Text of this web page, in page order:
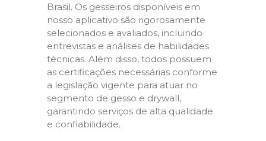
Brasil. Os gesseiros disponíveis em
nosso aplicativo são rigorosamente
selecionados e avaliados, incluindo
entrevistas e análises de habilidades
técnicas. Além disso, todos possuem
as certificações necessárias conforme
a legislação vigente para atuar no
segmento de gesso e drywall,
garantindo serviços de alta qualidade
e confiabilidade.